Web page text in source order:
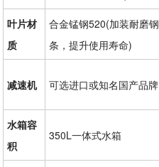
叶片材
质
合金锰钢520(加装耐磨钢
条，提升使用寿命)
减速机 可选进口或知名国产品牌
水箱容
积
350L一体式水箱